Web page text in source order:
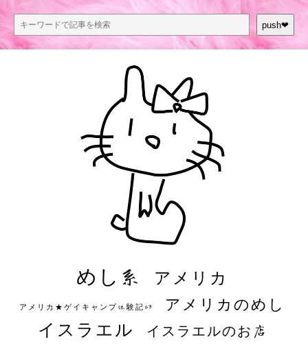
push❤︎
めし系 アメリカ
アメリカ★ゲイキャンプ体験記S3 アメリカのめし
イスラエル イスラエルのお店